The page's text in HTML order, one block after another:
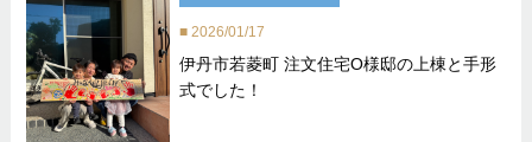
2026/01/17
伊丹市若菱町 注文住宅O様邸の上棟と手形
式でした！